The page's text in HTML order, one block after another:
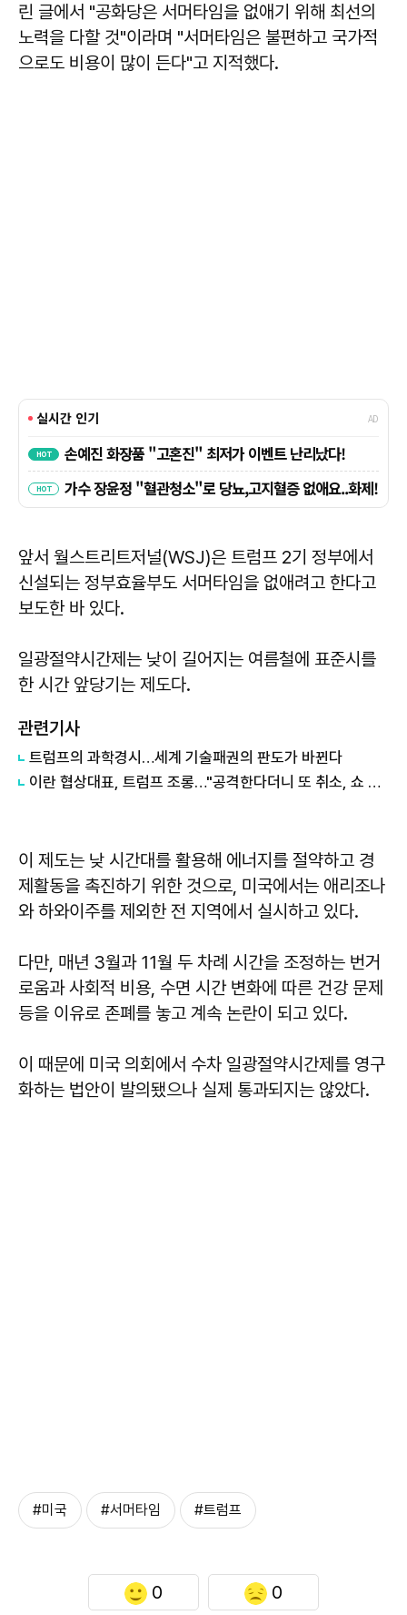
린 글에서 "공화당은 서머타임을 없애기 위해 최선의
노력을 다할 것"이라며 "서머타임은 불편하고 국가적
으로도 비용이 많이 든다"고 지적했다.
앞서 월스트리트저널(WSJ)은 트럼프 2기 정부에서
신설되는 정부효율부도 서머타임을 없애려고 한다고
보도한 바 있다.
일광절약시간제는 낮이 길어지는 여름철에 표준시를
한 시간 앞당기는 제도다.
관련기사
트럼프의 과학경시…세계 기술패권의 판도가 바뀐다
이란 협상대표, 트럼프 조롱…"공격한다더니 또 취소, 쇼 외교"
이 제도는 낮 시간대를 활용해 에너지를 절약하고 경
제활동을 촉진하기 위한 것으로, 미국에서는 애리조나
와 하와이주를 제외한 전 지역에서 실시하고 있다.
다만, 매년 3월과 11월 두 차례 시간을 조정하는 번거
로움과 사회적 비용, 수면 시간 변화에 따른 건강 문제
등을 이유로 존폐를 놓고 계속 논란이 되고 있다.
이 때문에 미국 의회에서 수차 일광절약시간제를 영구
화하는 법안이 발의됐으나 실제 통과되지는 않았다.
#미국 #서머타임 #트럼프
0 0